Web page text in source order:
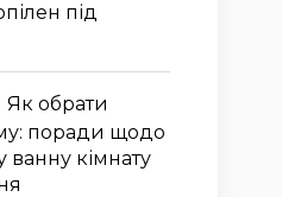
під
Як обрати
поради щодо
ванну кімнату